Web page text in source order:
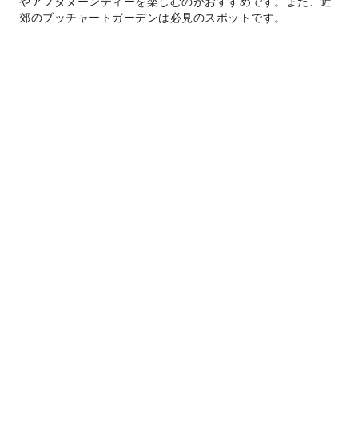
郊のブッチャートガーデンは必見のスポットです。